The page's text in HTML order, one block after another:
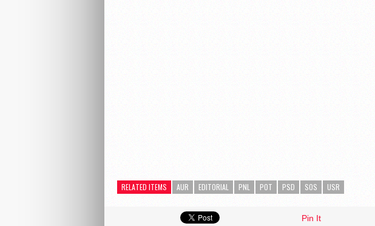
RELATED ITEMS AUR EDITORIAL PNL POT PSD SOS USR
Pin It